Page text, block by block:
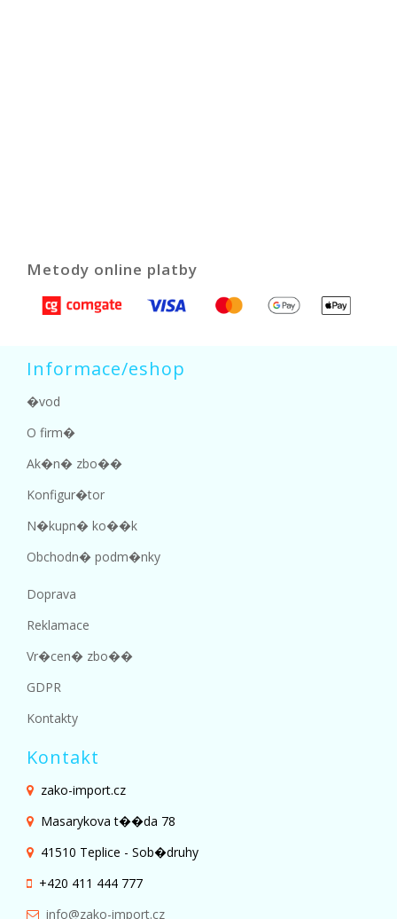
Metody online platby
Informace/eshop
�vod
O firm�
Ak�n� zbo��
Konfigur�tor
N�kupn� ko��k
Obchodn� podm�nky
Doprava
Reklamace
Vr�cen� zbo��
GDPR
Kontakty
Kontakt
zako-import.cz
Masarykova t��da 78
41510 Teplice - Sob�druhy
+420 411 444 777
info@zako-import.cz